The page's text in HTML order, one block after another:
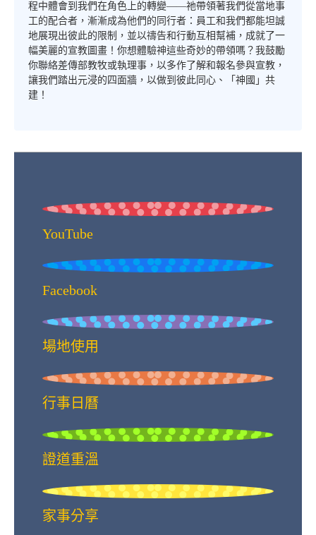
程中體會到我們在角色上的轉變――祂帶領著我們從當地事
工的配合者，漸漸成為他們的同行者：員工和我們都能坦誠
地展現出彼此的限制，並以禱告和行動互相幫補，成就了一
幅美麗的宣教圖畫！你想體驗神這些奇妙的帶領嗎？我鼓勵
你聯絡差傳部教牧或執理事，以多作了解和報名參與宣教，
讓我們踏出元浸的四面牆，以做到彼此同心、「神國」共
建！
YouTube
Facebook
場地使用
行事日曆
證道重溫
家事分享